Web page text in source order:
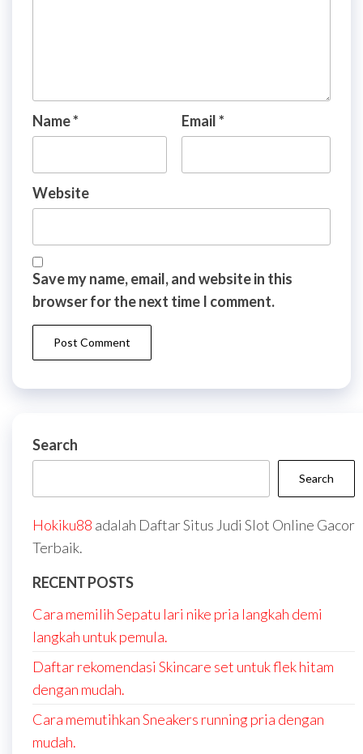
Name* Email*
Website
Save my name, email, and website in this
browser for the next time I comment.
Search
Search
Hokiku88 adalah Daftar Situs Judi Slot Online Gacor
Terbaik.
RECENT POSTS
Cara memilih Sepatu lari nike pria langkah demi
langkah untuk pemula.
Daftar rekomendasi Skincare set untuk flek hitam
dengan mudah.
Cara memutihkan Sneakers running pria dengan
mudah.